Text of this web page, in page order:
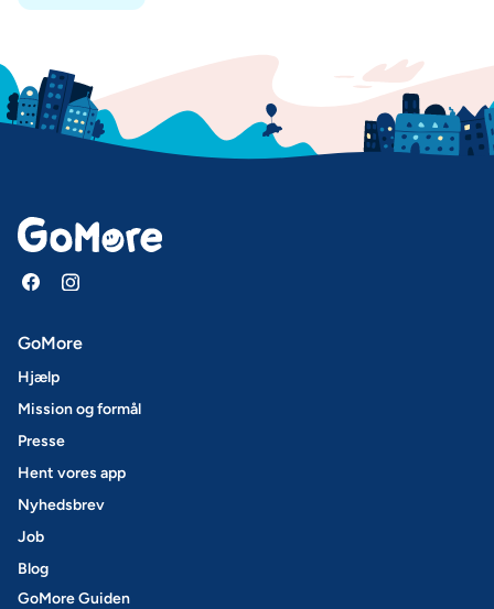
GoMore
Hjælp
Mission og formål
Presse
Hent vores app
Nyhedsbrev
Job
Blog
GoMore Guiden